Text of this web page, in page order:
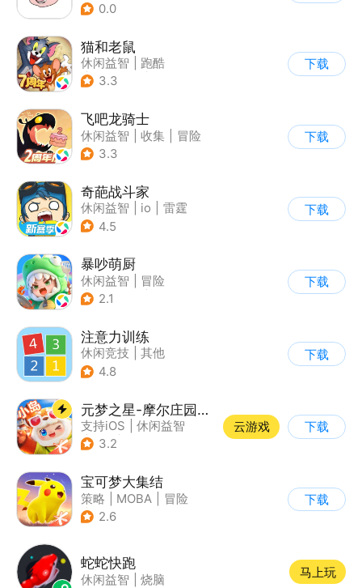
0.0
猫和老鼠
休闲益智
跑酷
| 动漫改编
3.3
下载
飞吧龙骑士
休闲益智 收集
冒险
| 宠物
3.3
下载
奇葩战斗家
休闲益智 io
雷霆
4.5
下载
暴吵萌厨
休闲益智
冒险
| 派对游戏
2.1
下载
注意力训练
休闲竞技
其他
4.8
下载
元梦之星-摩尔庄园联动
支持iOS
休闲益智
| PvP
3.2
云游戏 下载
宝可梦大集结
策略 MOBA
冒险
| 精灵宝可梦
2.6
下载
蛇蛇快跑
休闲益智 烧脑
马上玩